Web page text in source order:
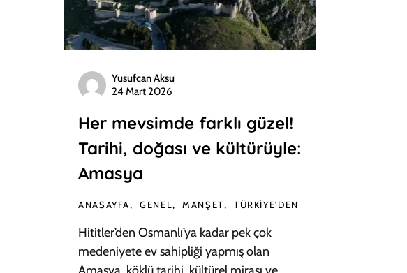
Yusufcan Aksu
24 Mart 2026
Her mevsimde farklı güzel!
Tarihi, doğası ve kültürüyle:
Amasya
ANASAYFA GENEL MANŞET TÜRKIYE'DEN
Hititler’den Osmanlı’ya kadar pek çok
medeniyete ev sahipliği yapmış olan